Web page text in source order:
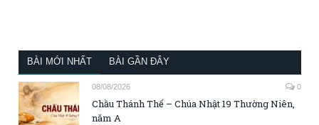
BÀI MỚI NHẤT BÀI GẦN ĐÂY
08/08/2026 0
Chầu Thánh Thể – Chúa Nhật 19 Thường Niên,
năm A